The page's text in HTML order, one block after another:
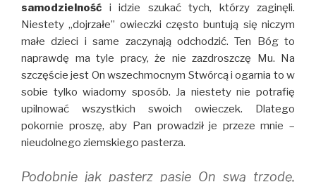
samodzielność i idzie szukać tych, którzy zaginęli.
Niestety ,,dojrzałe” owieczki często buntują się niczym
małe dzieci i same zaczynają odchodzić. Ten Bóg to
naprawdę ma tyle pracy, że nie zazdroszczę Mu. Na
szczęście jest On wszechmocnym Stwórcą i ogarnia to w
sobie tylko wiadomy sposób. Ja niestety nie potrafię
upilnować wszystkich swoich owieczek. Dlatego
pokornie proszę, aby Pan prowadził je przeze mnie –
nieudolnego ziemskiego pasterza.
Podobnie jak pasterz pasie On swą trzodę,